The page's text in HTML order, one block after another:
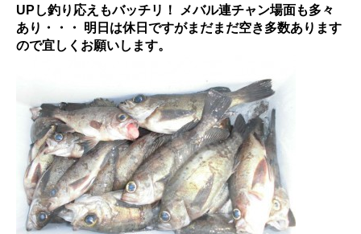
UPし釣り応えもバッチリ！ メバル連チャン場面も多々
あり・・・ 明日は休日ですがまだまだ空き多数あります
ので宜しくお願いします。